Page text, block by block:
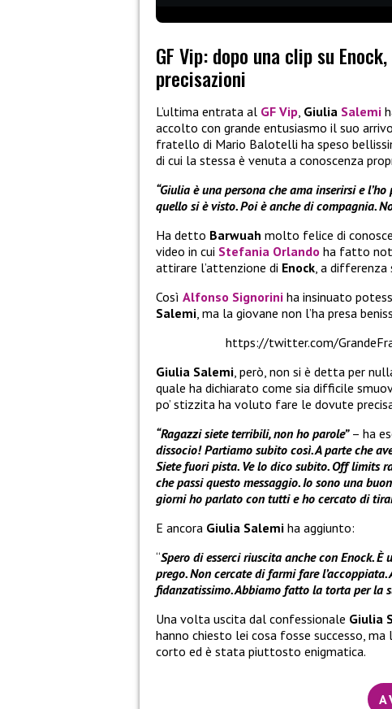
GF Vip: dopo una clip su
precisazioni
L’ultima entrata al GF Vip, Giulia Salemi
accolto con grande entusiasmo il suo
fratello di Mario Balotelli ha speso
di cui la stessa è venuta a conoscenza
“Giulia è una persona che ama inserirsi e
quello si è visto. Poi è anche di compagnia.
Ha detto Barwuah molto felice di
video in cui Stefania Orlando ha fatto
attirare l’attenzione di Enock, a differenza
Così Alfonso Signorini ha insinuato
Salemi, ma la giovane non l’ha presa
https://twitter.com/
Giulia Salemi, però, non si è detta per
quale ha dichiarato come sia difficile
po’ stizzita ha voluto fare le dovute
“Ragazzi siete terribili, non ho parole”– ha
dissocio! Partiamo subito così. A parte che
Siete fuori pista. Ve lo dico subito. Off limits
che passi questo messaggio. Io sono una
giorni ho parlato con tutti e ho cercato di
E ancora Giulia Salemi ha aggiunto:
“Spero di esserci riuscita anche con Enock.
prego. Non cercate di farmi fare
fidanzatissimo. Abbiamo fatto la torta per la
Una volta uscita dal confessionale Giulia
hanno chiesto lei cosa fosse successo,
corto ed è stata piuttosto enigmatica.